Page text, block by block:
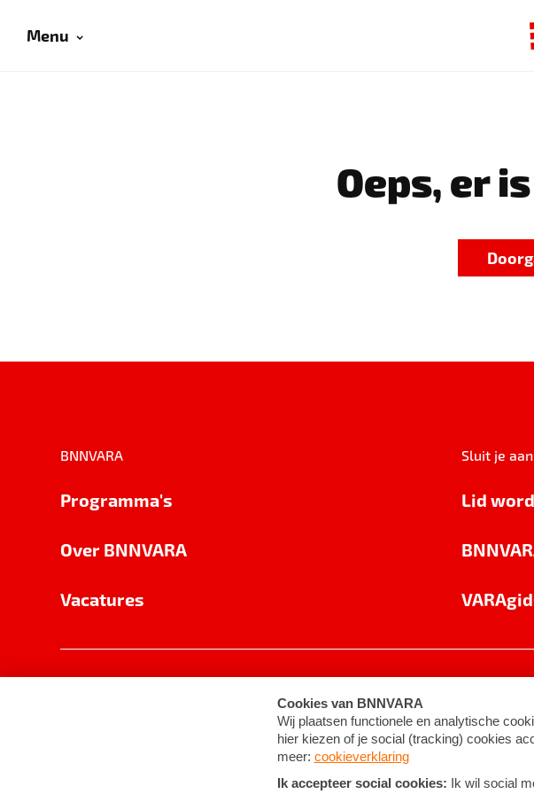
Menu
Oeps, er
BNNVARA
Programma's
Over BNNVARA
Vacatures
Sluit je aan
Lid
Cookie-instellingen Algemene voorwaarden ©